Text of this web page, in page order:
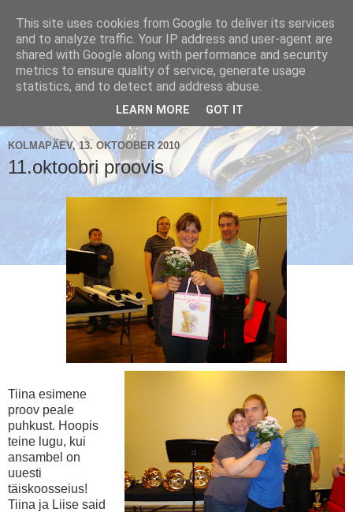
Käsikellade ansambel / Handbell Ensemble
KOLMAPÄEV, 13. OKTOOBER 2010
11.oktoobri proovis
Tiina esimene
proov peale
puhkust. Hoopis
teine lugu, kui
ansambel on
uuesti
täiskoosseius!
Tiina ja Liise said
This site uses cookies from Google to deliver its services
and to analyze traffic. Your IP address and user-agent are
shared with Google along with performance and security
metrics to ensure quality of service, generate usage
statistics, and to detect and address abuse.
LEARN MORE GOT IT